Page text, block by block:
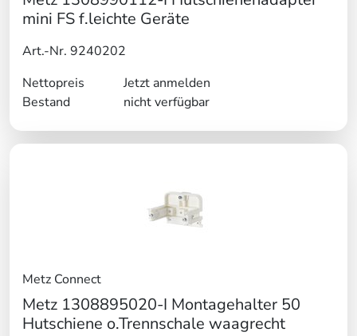
mini FS f.leichte Geräte
Art.-Nr. 9240202
Nettopreis
Jetzt anmelden
Bestand
nicht verfügbar
Metz Connect
Metz 1308895020-I Montagehalter 50
Hutschiene o.Trennschale waagrecht